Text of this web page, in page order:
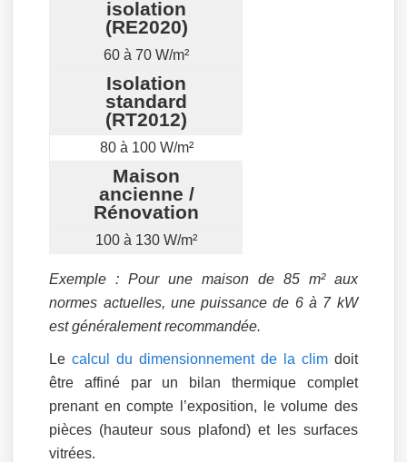
isolation
(RE2020)
60 à 70 W/m²
Isolation
standard
(RT2012)
80 à 100 W/m²
Maison
ancienne /
Rénovation
100 à 130 W/m²
Exemple : Pour une maison de 85 m² aux
normes actuelles, une puissance de 6 à 7 kW
est généralement recommandée.
Lecalcul du dimensionnement de la climdoit
être affiné par un bilan thermique complet
prenant en compte l’exposition, le volume des
pièces (hauteur sous plafond) et les surfaces
vitrées.